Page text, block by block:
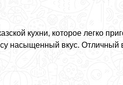
кухни, которое легко
насыщенный вкус. Отличный